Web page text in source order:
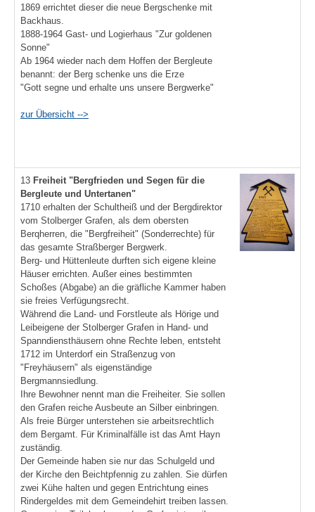
1869 errichtet dieser die neue Bergschenke mit
Backhaus.
1888-1964 Gast- und Logierhaus "Zur goldenen
Sonne"
Ab 1964 wieder nach dem Hoffen der Bergleute
benannt: der Berg schenke uns die Erze
"Gott segne und erhalte uns unsere Bergwerke"
zur Übersicht -->
13 Freiheit "Bergfrieden und Segen für die
Bergleute und Untertanen"
1710 erhalten der Schultheiß und der Bergdirektor
vom Stolberger Grafen, als dem obersten
Berqherren, die "Bergfreiheit" (Sonderrechte) für
das gesamte Straßberger Bergwerk.
Berg- und Hüttenleute durften sich eigene kleine
Häuser errichten. Außer eines bestimmten
Schoßes (Abgabe) an die gräfliche Kammer haben
sie freies Verfügungsrecht.
Während die Land- und Forstleute als Hörige und
Leibeigene der Stolberger Grafen in Hand- und
Spanndiensthäusern ohne Rechte leben, entsteht
1712 im Unterdorf ein Straßenzug von
"Freyhäusern" als eigenständige
Bergmannsiedlung.
Ihre Bewohner nennt man die Freiheiter. Sie sollen
den Grafen reiche Ausbeute an Silber einbringen.
Als freie Bürger unterstehen sie arbeitsrechtlich
dem Bergamt. Für Kriminalfälle ist das Amt Hayn
zuständig.
Der Gemeinde haben sie nur das Schulgeld und
der Kirche den Beichtpfennig zu zahlen. Sie dürfen
zwei Kühe halten und gegen Entrichtung eines
Rindergeldes mit dem Gemeindehirt treiben lassen.